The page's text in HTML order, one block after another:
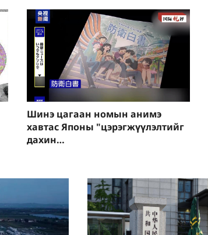
Шинэ цагаан номын анимэ
хавтас Японы "цэрэгжүүлэлтийг
дахин